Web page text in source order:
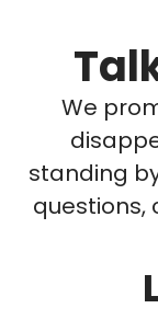
We
standing
questions,